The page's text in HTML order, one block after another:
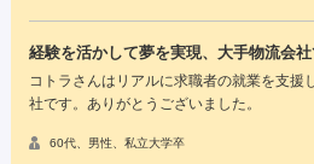
経験を活かして夢を実現、大手物流会
コトラさんはリアルに求職者の就業を支援
社です。ありがとうございました。
60代、男性、私立大学卒